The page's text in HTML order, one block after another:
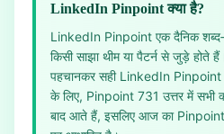
LinkedIn Pinpoint क्या है?
LinkedIn Pinpoint एक दैनिक
किसी साझा थीम या पैटर्न से जुड़े होते
पहचानकर सही LinkedIn Pinpoint
के लिए, Pinpoint 731 उत्तर में
बाद आते हैं, इसलिए आज का